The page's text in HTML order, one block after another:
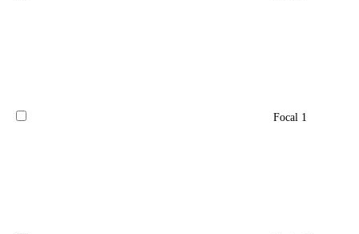
Focal 1